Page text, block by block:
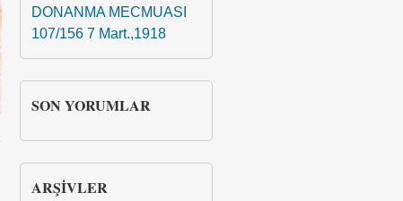
DONANMA MECMUASI
107/156 7 Mart.,1918
SON YORUMLAR
ARŞIVLER